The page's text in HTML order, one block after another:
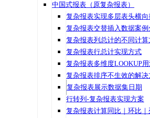
中国式报表（原复杂报表）
复杂报表实现多层表头横向
复杂报表交替插入数据案例
复杂报表列总计的不同计算
复杂报表行总计实现方式
复杂报表多维度LOOKUP
复杂报表排序不生效的解决
复杂报表展示数据集日期
行转列-复杂报表实现方案
复杂报表计算同比｜环比